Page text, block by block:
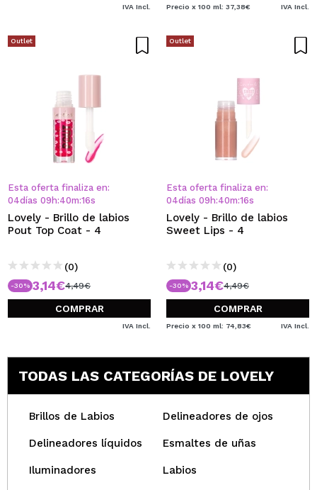
IVA Incl. Precio x 100 ml: 37,38€ IVA Incl.
Outlet
Esta oferta finaliza en:
04días 09 h:40m:16s
Lovely - Brillo de labios
Pout Top Coat - 4
(0)
-30% 3,14€4,49€
COMPRAR
IVA Incl.
Outlet
Esta oferta finaliza en:
04días 09 h:40m:16s
Lovely - Brillo de labios
Sweet Lips - 4
(0)
-30% 3,14€4,49€
COMPRAR
Precio x 100 ml: 74,83€ IVA Incl.
TODAS LAS CATEGORÍAS DE LOVELY
Brillos de Labios Delineadores de ojos
Delineadores líquidos Esmaltes de uñas
Iluminadores Labios